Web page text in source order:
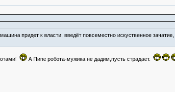
придет к власти, введёт повсеместно искуственное
А Пипе робота-мужика не дадим,пусть страдает.